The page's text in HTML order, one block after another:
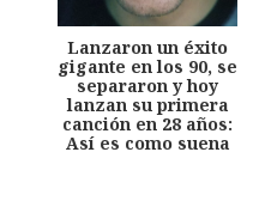
Lanzaron un éxito
gigante en los 90, se
separaron y hoy
lanzan su primera
canción en 28 años:
Así es como suena